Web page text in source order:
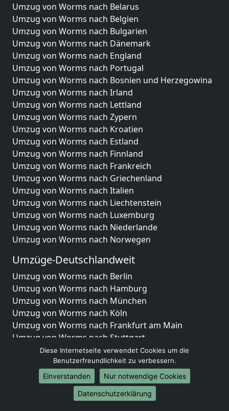
Umzug von Worms nach Belarus
Umzug von Worms nach Belgien
Umzug von Worms nach Bulgarien
Umzug von Worms nach Dänemark
Umzug von Worms nach England
Umzug von Worms nach Portugal
Umzug von Worms nach Bosnien und Herzegowina
Umzug von Worms nach Irland
Umzug von Worms nach Lettland
Umzug von Worms nach Zypern
Umzug von Worms nach Kroatien
Umzug von Worms nach Estland
Umzug von Worms nach Finnland
Umzug von Worms nach Frankreich
Umzug von Worms nach Griechenland
Umzug von Worms nach Italien
Umzug von Worms nach Liechtenstein
Umzug von Worms nach Luxemburg
Umzug von Worms nach Niederlande
Umzug von Worms nach Norwegen
Umzüge-Deutschlandweit
Umzug von Worms nach Berlin
Umzug von Worms nach Hamburg
Umzug von Worms nach München
Umzug von Worms nach Köln
Umzug von Worms nach Frankfurt am Main
Umzug von Worms nach Stuttgart
Umzug von Worms nach Düsseldorf
Umzug von Worms nach Leipzig
Umzug von Worms nach Dortmund
Umzug von Worms nach Essen
Umzug von Worms nach Bremen
Diese Internetseite verwendet Cookies um die
Benutzerfreundlichkeit zu verbessern.
Einverstanden
Nur notwendige Cookies
Datenschutzerklärung